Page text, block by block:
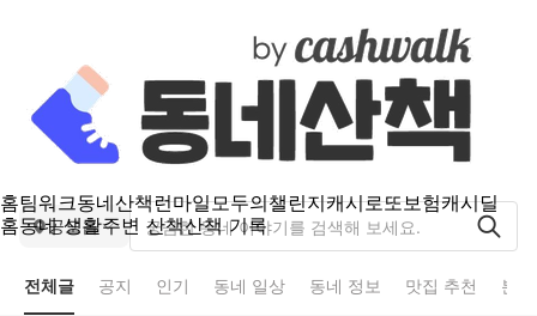
홈팀워크동네산책런마일모두의챌린지캐시로또보험캐시딜
홈동네 생활주변 산책산책 기록
공도읍
전체글 공지 인기 동네 일상 동네 정보 맛집 추천 분